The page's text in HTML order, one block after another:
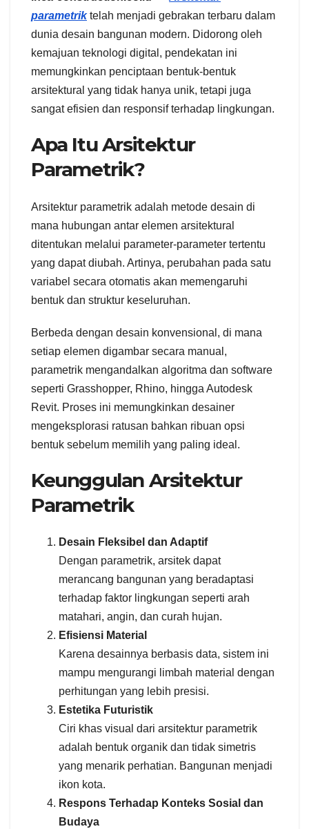
parametriktelah menjadi gebrakan terbaru dalam
dunia desain bangunan modern. Didorong oleh
kemajuan teknologi digital, pendekatan ini
memungkinkan penciptaan bentuk-bentuk
arsitektural yang tidak hanya unik, tetapi juga
sangat efisien dan responsif terhadap lingkungan.
Apa Itu Arsitektur
Parametrik?
Arsitektur parametrik adalah metode desain di
mana hubungan antar elemen arsitektural
ditentukan melalui parameter-parameter tertentu
yang dapat diubah. Artinya, perubahan pada satu
variabel secara otomatis akan memengaruhi
bentuk dan struktur keseluruhan.
Berbeda dengan desain konvensional, di mana
setiap elemen digambar secara manual,
parametrik mengandalkan algoritma dan software
seperti Grasshopper, Rhino, hingga Autodesk
Revit. Proses ini memungkinkan desainer
mengeksplorasi ratusan bahkan ribuan opsi
bentuk sebelum memilih yang paling ideal.
Keunggulan Arsitektur
Parametrik
Desain Fleksibel dan Adaptif
Dengan parametrik, arsitek dapat
merancang bangunan yang beradaptasi
terhadap faktor lingkungan seperti arah
matahari, angin, dan curah hujan.
Efisiensi Material
Karena desainnya berbasis data, sistem ini
mampu mengurangi limbah material dengan
perhitungan yang lebih presisi.
Estetika Futuristik
Ciri khas visual dari arsitektur parametrik
adalah bentuk organik dan tidak simetris
yang menarik perhatian. Bangunan menjadi
ikon kota.
Respons Terhadap Konteks Sosial dan
Budaya